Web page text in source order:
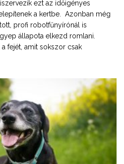
ezt az időigényes
a kertbe. Azonban még
profi robotfűnyírónál is
állapota elkezd romlani.
fejét, amit sokszor csak